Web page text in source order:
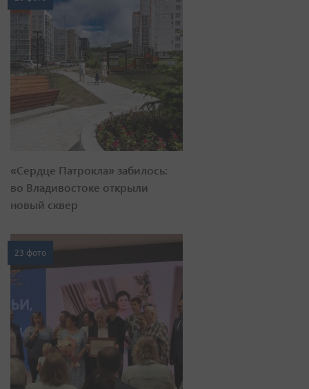
«Сердце Патрокла» забилось:
во Владивостоке открыли
новый сквер
23 фото